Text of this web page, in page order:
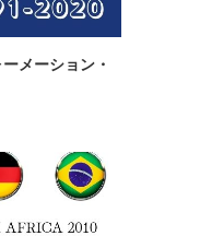
メーション・